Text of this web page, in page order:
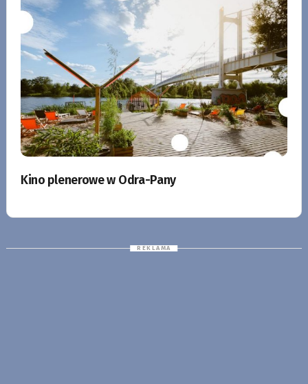
Kino plenerowe w Odra-Pany